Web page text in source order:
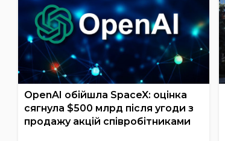
OpenAI обійшла SpaceX: оцінка
сягнула $500 млрд після угоди з
продажу акцій співробітниками